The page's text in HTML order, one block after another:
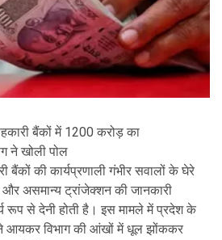
बैंकों में 1200 करोड़ का
ने खोली पोल
बैंकों की कार्यप्रणाली गंभीर सवालों के घेरे
असमान्य ट्रांजेक्शन की जानकारी
रूप से देनी होती है। इस मामले में प्रदेश के
ने आयकर विभाग की आंखों में धूल झोंककर